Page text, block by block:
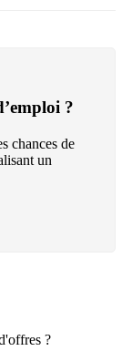
?
chances de
un
?